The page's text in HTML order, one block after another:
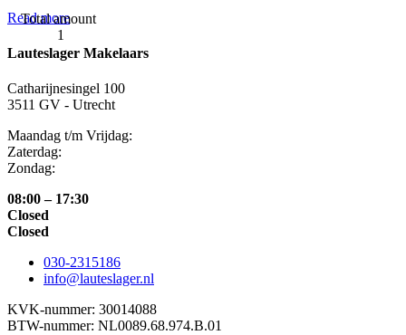
Total amount
1
Read more
Lauteslager Makelaars
Catharijnesingel 100
3511 GV - Utrecht
Maandag t/m Vrijdag:
Zaterdag:
Zondag:
08:00 – 17:30
Closed
Closed
030-2315186
info@lauteslager.nl
KVK-nummer: 30014088
BTW-nummer: NL0089.68.974.B.01